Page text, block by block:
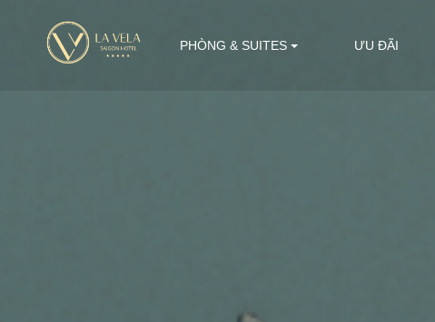
PHÒNG & SUITES ƯU ĐÃI